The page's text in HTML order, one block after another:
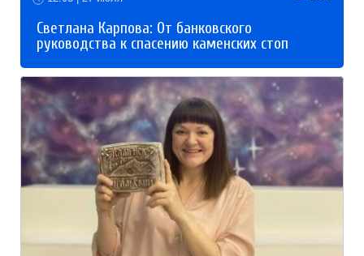
Светлана Карпова: От банковского
руководства к спасению каменских стоп